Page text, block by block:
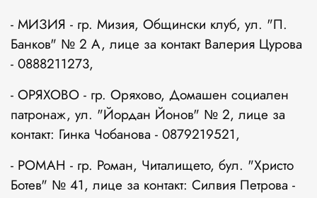
- МИЗИЯ - гр. Мизия, Общински клуб, ул. "П.
Банков" № 2 А, лице за контакт Валерия Цурова
- 0888211273,
- ОРЯХОВО - гр. Оряхово, Домашен социален
патронаж, ул. "Йордан Йонов" № 2, лице за
контакт: Гинка Чобанова - 0879219521,
- РОМАН - гр. Роман, Читалището, бул. "Христо
Ботев" № 41, лице за контакт: Силвия Петрова -